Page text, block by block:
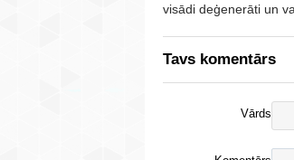
visādi deģenerāti un
Tavs komentārs
Vārds